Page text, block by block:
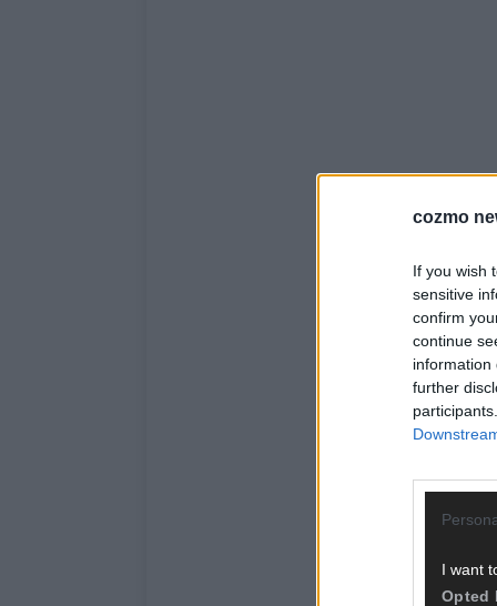
cozmo
If you wish
sensitive
confirm
continue
information
further
I want
Opted